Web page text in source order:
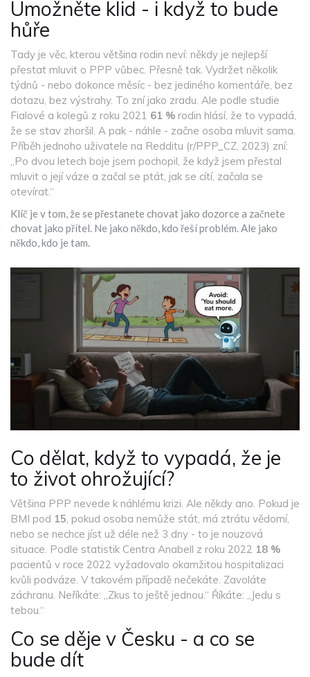
Umožněte klid - i když to bude
hůře
Tady je věc, kterou většina rodin neví: někdy je nejlepší
přestat mluvit o PPP vůbec. Přesně tak. Vydržet několik
týdnů - nebo dokonce měsíc - bez jediného komentáře, bez
dotazu, bez výstrahy. To zní jako zradu. Ale podle studie
Fialové a kolegů z roku 2021 61 % rodin hlásí, že to vypadá,
že se stav zhoršil. A pak - náhle - začne osoba mluvit sama.
Příběh jednoho uživatele na Redditu (r/PPP_CZ, 2023) zní:
„Po dvou letech boje jsem pochopil, že když jsem přestal
mluvit o její váze a začal se ptát, jak se cítí, začala se
otevírat.“
Klíč je v tom, že se přestanete chovat jako dozorce a začnete
chovat jako přítel. Ne jako někdo, kdo řeší problém. Ale jako
někdo, kdo je tam.
Co dělat, když to vypadá, že je
to život ohrožující?
Většina PPP nevede k náhlému krizi. Ale někdy ano. Pokud je
BMI pod 15, pokud osoba nemůže stát, má ztrátu vědomí,
nebo se nechce jíst už déle než 3 dny - to je nouzová
situace. Podle statistik Centra Anabell z roku 2022 18 %
pacientů v roce 2022 vyžadovalo okamžitou hospitalizaci
kvůli podváze. V takovém případě nečekáte. Zavoláte
záchranu. Neříkáte: „Zkus to ještě jednou.“ Říkáte: „Jedu s
tebou.“
Co se děje v Česku - a co se
bude dít